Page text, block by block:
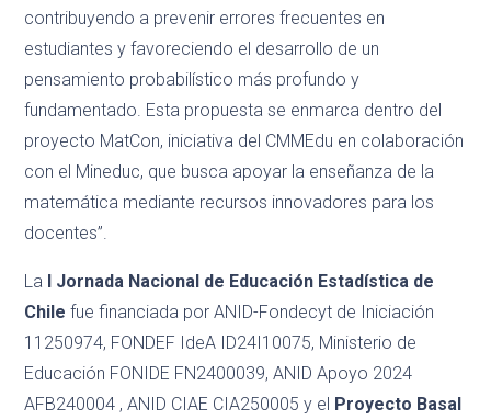
contribuyendo a prevenir errores frecuentes en
estudiantes y favoreciendo el desarrollo de un
pensamiento probabilístico más profundo y
fundamentado. Esta propuesta se enmarca dentro del
proyecto MatCon, iniciativa del CMMEdu en colaboración
con el Mineduc, que busca apoyar la enseñanza de la
matemática mediante recursos innovadores para los
docentes”.
La I Jornada Nacional de Educación Estadística de
Chile fue financiada por ANID-Fondecyt de Iniciación
11250974, FONDEF IdeA ID24I10075, Ministerio de
Educación FONIDE FN2400039, ANID Apoyo 2024
AFB240004 , ANID CIAE CIA250005 y el Proyecto Basal